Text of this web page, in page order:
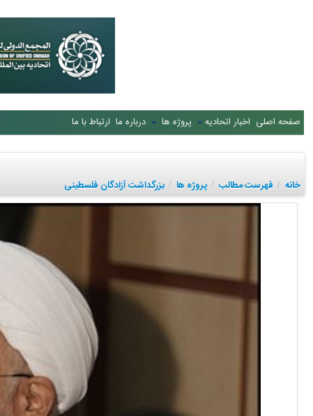
صفحه اصلی اخبار اتحادیه پروژه ها درباره ما ارتباط با ما
خانه / فهرست مطالب / پروژه ها / بزرگداشت آزادگان فلسطینی